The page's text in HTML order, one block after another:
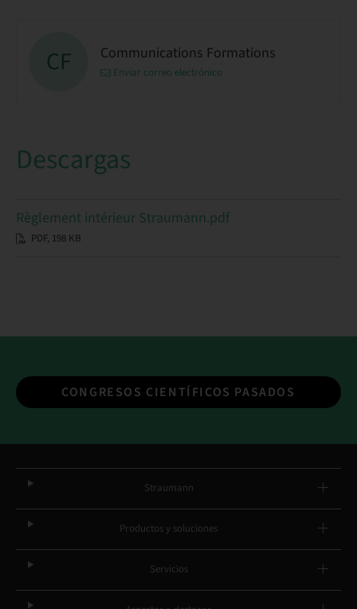
CF Communications Formations
Enviar correo electrónico
Descargas
Règlement intérieur Straumann.pdf
PDF, 198 KB
CONGRESOS CIENTÍFICOS PASADOS
Straumann
Productos y soluciones
Servicios